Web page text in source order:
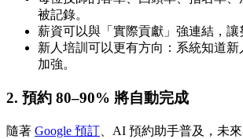
被記錄。
薪資可以與「實際貢獻」強連結，讓
新人培訓可以更有方向：系統知道
加強。
2. 預約 80–90% 將自動完成
隨著 Google 預訂 、AI 預約助手普及，未